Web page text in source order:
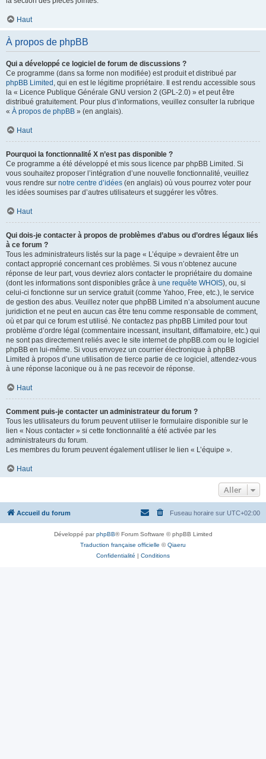
Haut
À propos de phpBB
Qui a développé ce logiciel de forum de discussions ?
Ce programme (dans sa forme non modifiée) est produit et distribué par
phpBB Limited , qui en est le légitime propriétaire. Il est rendu accessible sous
la « Licence Publique Générale GNU version 2 (GPL-2.0) » et peut être
distribué gratuitement. Pour plus d’informations, veuillez consulter la rubrique
« À propos de phpBB » (en anglais).
Haut
Pourquoi la fonctionnalité X n’est pas disponible ?
Ce programme a été développé et mis sous licence par phpBB Limited. Si
vous souhaitez proposer l’intégration d’une nouvelle fonctionnalité, veuillez
vous rendre sur notre centre d’idées (en anglais) où vous pourrez voter pour
les idées soumises par d’autres utilisateurs et suggérer les vôtres.
Haut
Qui dois-je contacter à propos de problèmes d’abus ou d’ordres légaux liés
à ce forum ?
Tous les administrateurs listés sur la page « L’équipe » devraient être un
contact approprié concernant ces problèmes. Si vous n’obtenez aucune
réponse de leur part, vous devriez alors contacter le propriétaire du domaine
(dont les informations sont disponibles grâce à une requête WHOIS), ou, si
celui-ci fonctionne sur un service gratuit (comme Yahoo, Free, etc.), le service
de gestion des abus. Veuillez noter que phpBB Limited n’a absolument aucune
juridiction et ne peut en aucun cas être tenu comme responsable de comment,
où et par qui ce forum est utilisé. Ne contactez pas phpBB Limited pour tout
problème d’ordre légal (commentaire incessant, insultant, diffamatoire, etc.) qui
ne sont pas directement reliés avec le site internet de phpBB.com ou le logiciel
phpBB en lui-même. Si vous envoyez un courrier électronique à phpBB
Limited à propos d’une utilisation de tierce partie de ce logiciel, attendez-vous
à une réponse laconique ou à ne pas recevoir de réponse.
Haut
Comment puis-je contacter un administrateur du forum ?
Tous les utilisateurs du forum peuvent utiliser le formulaire disponible sur le
lien « Nous contacter » si cette fonctionnalité a été activée par les
administrateurs du forum.
Les membres du forum peuvent également utiliser le lien « L’équipe ».
Haut
Aller
Accueil du forum Fuseau horaire sur UTC+02:00
Développé parphpBB® Forum Software © phpBB Limited
Traduction française officielle ©Qiaeru
Confidentialité | Conditions